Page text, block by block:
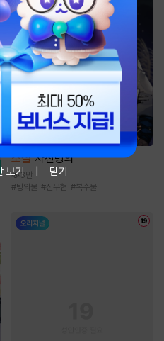
소설 사신빙의
3만
#빙의물 #신무협 #복수물
보기 닫기